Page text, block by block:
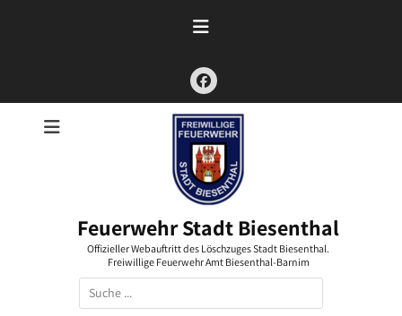
Facebook
Feuerwehr Stadt Biesenthal
Offizieller Webauftritt des Löschzuges Stadt Biesenthal.
Freiwillige Feuerwehr Amt Biesenthal-Barnim
Suchen
nach: